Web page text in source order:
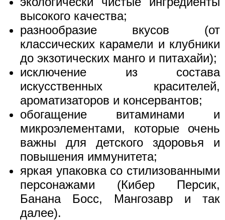
высокого качества;
разнообразие вкусов (от
классических карамели и клубники
до экзотических манго и питахайи);
исключение из состава
искусственных красителей,
ароматизаторов и консервантов;
обогащение витаминами и
микроэлементами, которые очень
важны для детского здоровья и
повышения иммунитета;
яркая упаковка со стилизованными
персонажами (Кибер Персик,
Банана Босс, Мангозавр и так
далее).